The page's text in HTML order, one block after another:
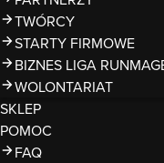
TWÓRCY
STARTY FIRMOWE
BIZNES LIGA
WOLONTARIAT
SKLEP
POMOC
FAQ